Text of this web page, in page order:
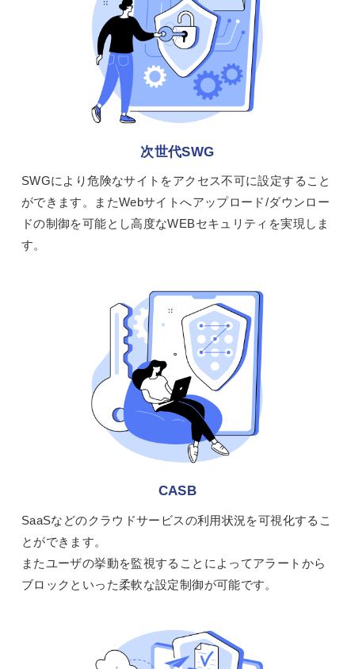
次世代SWG
SWGにより危険なサイトをアクセス不可に設定すること
ができます。またWebサイトへアップロード/ダウンロー
ドの制御を可能とし高度なWEBセキュリティを実現しま
す。
CASB
SaaSなどのクラウドサービスの利用状況を可視化するこ
とができます。
またユーザの挙動を監視することによってアラートから
ブロックといった柔軟な設定制御が可能です。